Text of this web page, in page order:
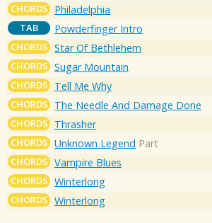
CHORDS Philadelphia
TAB Powderfinger Intro
CHORDS Star Of Bethlehem
CHORDS Sugar Mountain
CHORDS Tell Me Why
CHORDS The Needle And Damage Done
CHORDS Thrasher
CHORDS Unknown Legend Part
CHORDS Vampire Blues
CHORDS Winterlong
CHORDS Winterlong